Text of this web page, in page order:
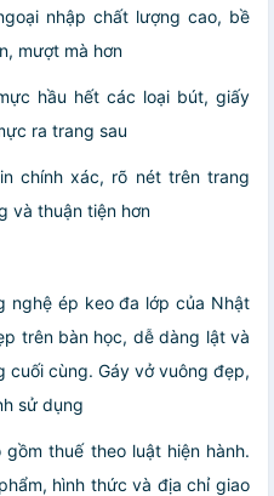
nhập chất lượng cao, bề
mượt mà hơn
hầu hết các loại bút, giấy
ra trang sau
chính xác, rõ nét trên trang
và thuận tiện hơn
nghệ ép keo đa lớp của Nhật
trên bàn học, dễ dàng lật và
cùng. Gáy vở vuông đẹp,
sử dụng
thuế theo luật hiện hành.
hình thức và địa chỉ giao